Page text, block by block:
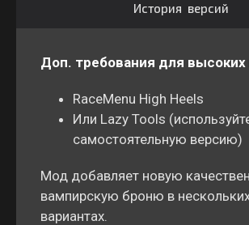
История версий
Доп. требования для высоких
RaceMenu High Heels
Или Lazy Tools
самостоятельную версию)
Мод добавляет новую
вампирскую броню в
вариантах.